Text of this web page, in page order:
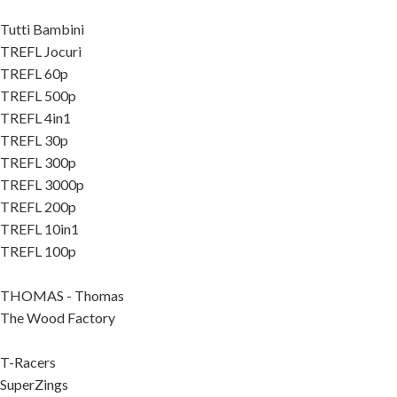
Tutti Bambini
TREFL Jocuri
TREFL 60p
TREFL 500p
TREFL 4in1
TREFL 30p
TREFL 300p
TREFL 3000p
TREFL 200p
TREFL 10in1
TREFL 100p
THOMAS - Thomas
The Wood Factory
T-Racers
SuperZings